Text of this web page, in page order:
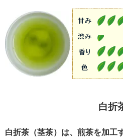
白折
白折茶（茎茶）は、煎茶を加工